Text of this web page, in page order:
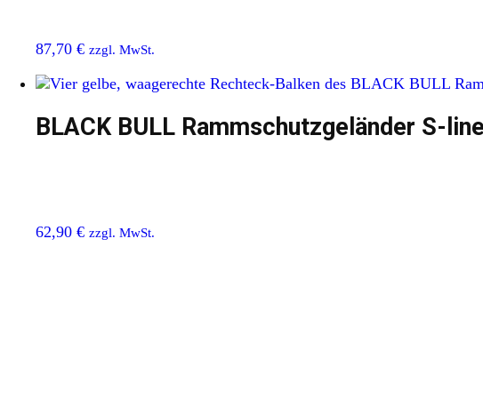
87,70 € zzgl. MwSt.
BLACK BULL Rammschutzgeländer S-line
62,90 € zzgl. MwSt.